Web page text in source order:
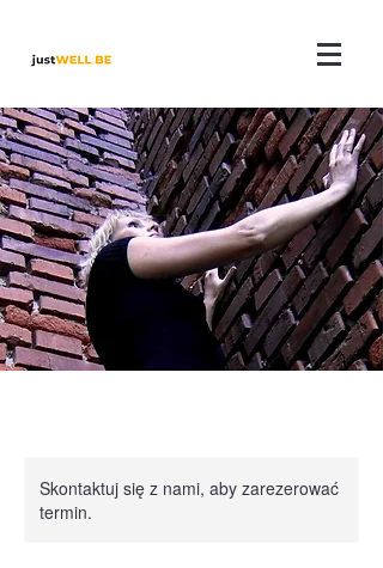
Skontaktuj się z nami, aby zarezerować
termin.